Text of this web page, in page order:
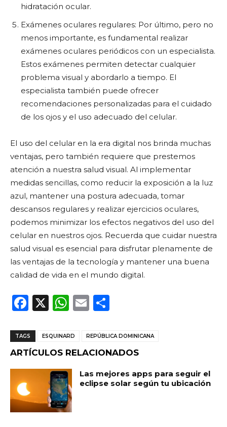
hidratación ocular.
Exámenes oculares regulares: Por último, pero no
menos importante, es fundamental realizar
exámenes oculares periódicos con un especialista.
Estos exámenes permiten detectar cualquier
problema visual y abordarlo a tiempo. El
especialista también puede ofrecer
recomendaciones personalizadas para el cuidado
de los ojos y el uso adecuado del celular.
El uso del celular en la era digital nos brinda muchas
ventajas, pero también requiere que prestemos
atención a nuestra salud visual. Al implementar
medidas sencillas, como reducir la exposición a la luz
azul, mantener una postura adecuada, tomar
descansos regulares y realizar ejercicios oculares,
podemos minimizar los efectos negativos del uso del
celular en nuestros ojos. Recuerda que cuidar nuestra
salud visual es esencial para disfrutar plenamente de
las ventajas de la tecnología y mantener una buena
calidad de vida en el mundo digital.
F
c
e
b
o
o
k
X
W
a
ts
A
p
p
E
ai
l
m
p
ar
ti
TAGS ESQUINARD REPÚBLICA DOMINICANA
ARTÍCULOS RELACIONADOS
Las mejores apps para seguir el
eclipse solar según tu ubicación